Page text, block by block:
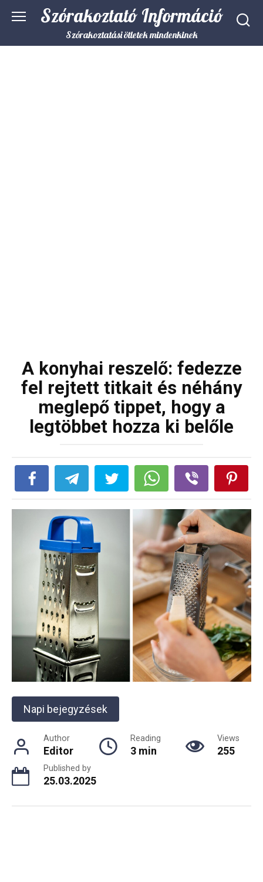
Szórakoztató Információ
Szórakoztatási ötletek mindenkinek
A konyhai reszelő: fedezze
fel rejtett titkait és néhány
meglepő tippet, hogy a
legtöbbet hozza ki belőle
Napi bejegyzések
Author
Editor
Reading
3 min
Views
255
Published by
25.03.2025